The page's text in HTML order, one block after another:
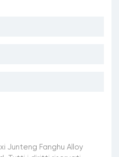
Junteng Fanghu Alloy